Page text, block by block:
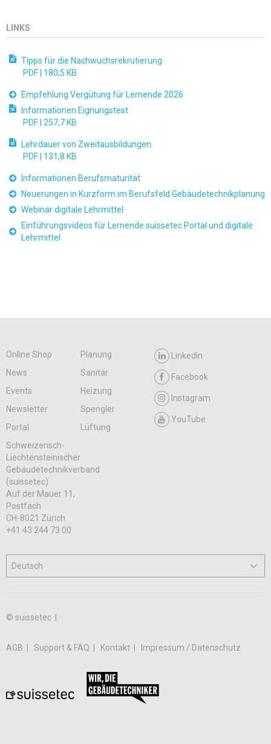
LINKS
Tipps für die Nachwuchsrekrutierung
PDF | 180,5 KB
Empfehlung Vergütung für Lernende 2026
Informationen Eignungstest
PDF | 257,7 KB
Lehrdauer von Zweitausbildungen
PDF | 131,8 KB
Informationen Berufsmaturität
Neuerungen in Kurzform im Berufsfeld Gebäudetechnikplanung
Webinar digitale Lehrmittel
Einführungsvideos für Lernende suissetec Portal und digitale
Lehrmittel
Online Shop
Planung
News
Sanitär
Events
Heizung
Newsletter
Spengler
Portal
Lüftung
LinkedIn
Facebook
Instagram
YouTube
Schweizerisch-
Liechtensteinischer
Gebäudetechnikverband
(suissetec)
Auf der Mauer 11,
Postfach
CH-8021 Zürich
+41 43 244 73 00
© suissetec |
AGB Support & FAQ Kontakt Impressum / Datenschutz